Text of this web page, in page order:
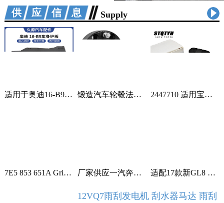
供应信息 Supply
适用于奥迪16-B9车身汽车配件一站式供应品质可靠车身护板可定制 2套 锻造汽车轮毂法兰盘加宽偏距垫片适用丰田霸道普拉多黑色阳极氧化 1只 2447710 适用宝马蓄电池紧急电池 84102447710 84109361678 1个
7E5 853 651A Grille With Chrome For VW T5 T6 2009-2015 1个 厂家供应一汽奔腾B30空调滤芯空调格空调滤清器 1个 适配17款新GL8 2.0T 2.5L空滤 空气滤芯 滤清器 空气格 5个
12VQ7雨刮发电机 刮水器马达 雨刮